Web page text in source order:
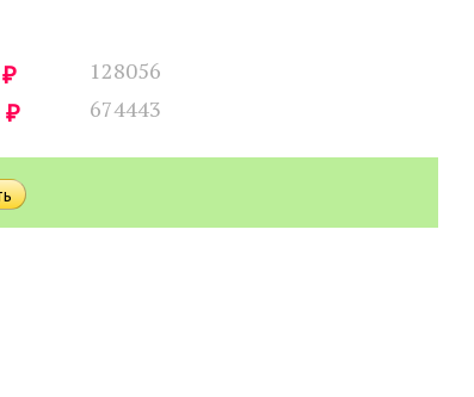
₽ 128056
₽ 674443